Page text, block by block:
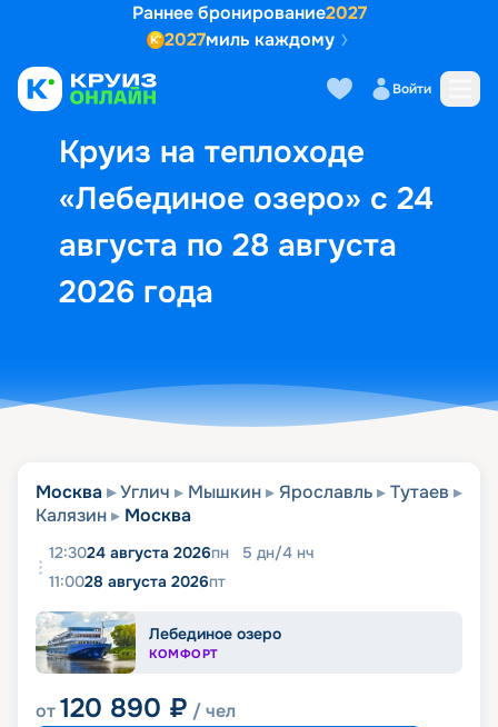
Раннее бронирование2027
2027миль каждому
Войти
Круиз на теплоходе
«Лебединое озеро» с 24
августа по 28 августа
2026 года
Выбор кают Маршрут и
Москва Углич Мышкин Ярославль
Тутаев
Калязин
Москва
12:3024 августа 2026пн 5 дн/4 нч
11:0028 августа 2026пт
Лебединое озеро
КОМФОРТ
от120 890 ₽ / чел